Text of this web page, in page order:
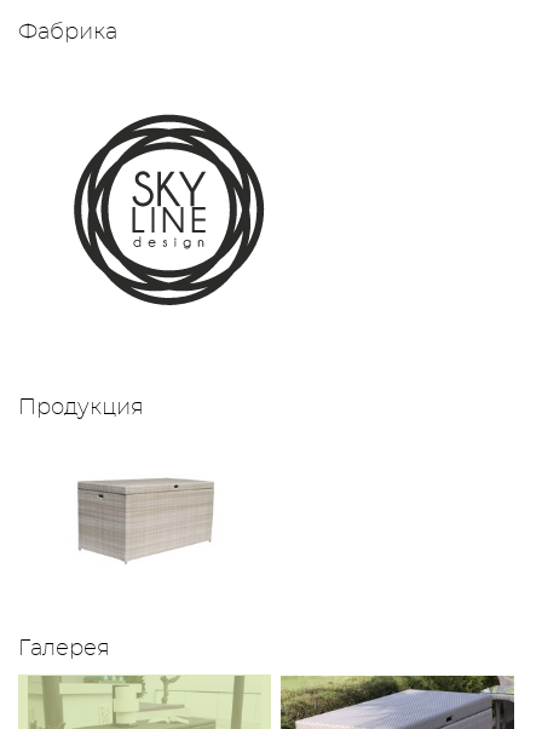
Фабрика
Продукция
Галерея